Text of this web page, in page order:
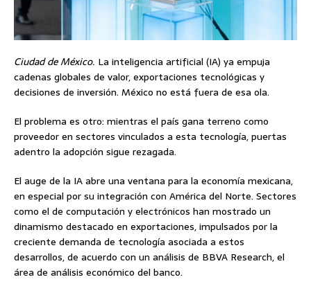
Ciudad de México. La inteligencia artificial (IA) ya empuja
cadenas globales de valor, exportaciones tecnológicas y
decisiones de inversión. México no está fuera de esa ola.
El problema es otro: mientras el país gana terreno como
proveedor en sectores vinculados a esta tecnología, puertas
adentro la adopción sigue rezagada.
El auge de la IA abre una ventana para la economía mexicana,
en especial por su integración con América del Norte. Sectores
como el de computación y electrónicos han mostrado un
dinamismo destacado en exportaciones, impulsados por la
creciente demanda de tecnología asociada a estos
desarrollos, de acuerdo con un análisis de BBVA Research, el
área de análisis económico del banco.